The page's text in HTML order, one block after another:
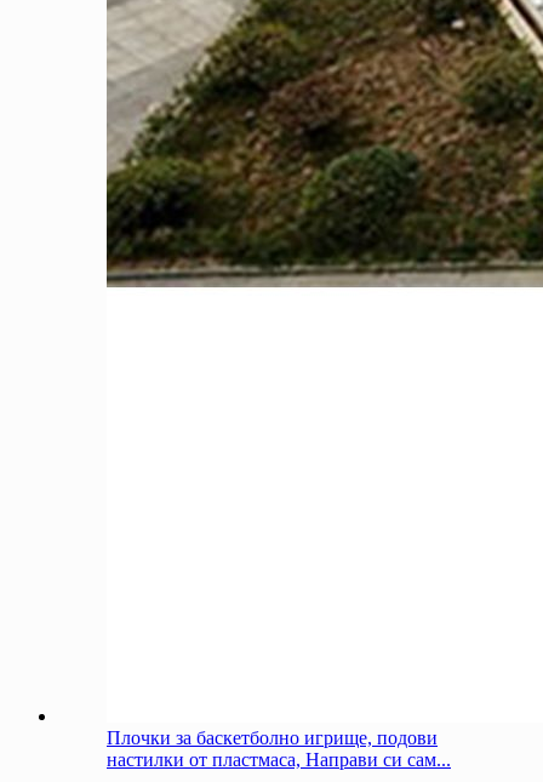
Плочки за баскетболно игрище, подови
настилки от пластмаса, Направи си сам...